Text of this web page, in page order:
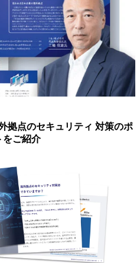
拠点のセキュリティ 対策のポ
をご紹介